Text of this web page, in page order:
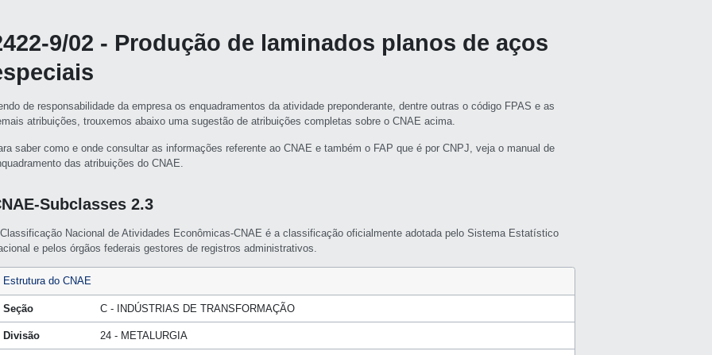
9/02 - Produção de laminados planos de aços
de responsabilidade da empresa os enquadramentos da atividade preponderante, dentre outras o código FPAS e as
atribuições, trouxemos abaixo uma sugestão de atribuições completas sobre o CNAE acima.
saber como e onde consultar as informações referente ao CNAE e também o FAP que é por CNPJ, veja o manual de
das atribuições do CNAE.
Subclasses 2.3
Nacional de Atividades Econômicas-CNAE é a classificação oficialmente adotada pelo Sistema Estatístico
e pelos órgãos federais gestores de registros administrativos.
Estrutura do CNAE
Seção C - INDÚSTRIAS DE TRANSFORMAÇÃO
Divisão 24 - METALURGIA